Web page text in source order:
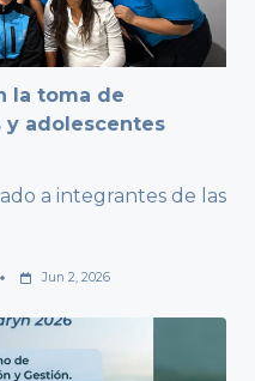
la toma de
y adolescentes
a integrantes de las
Jun 2, 2026